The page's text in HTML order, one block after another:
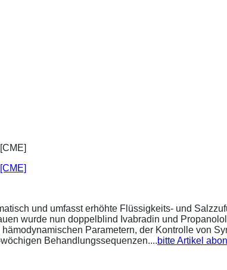
und umfasst erhöhte Flüssigkeits- und
wurde nun doppelblind Ivabradin und
Parametern, der Kontrolle von
Behandlungssequenzen....bitte Artikel